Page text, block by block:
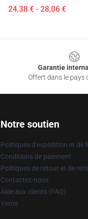
24,38 € - 28,06 €
Garantie
Offert dans le pays
Notre soutien
Politiques d'expédition et de
Conditions de paiement
Politiques de retour et de
Contactez-nous
Aide aux clients (FAQ)
Vente